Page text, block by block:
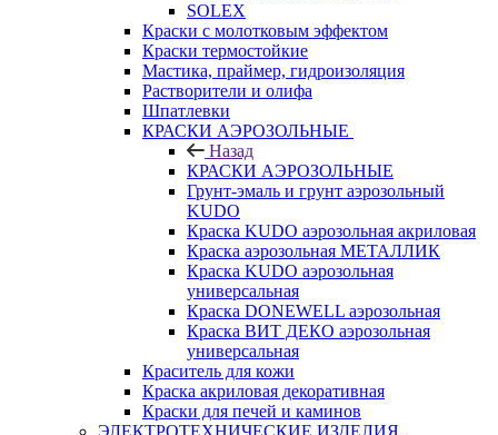
SOLEX
Краски с молотковым эффектом
Краски термостойкие
Мастика, праймер, гидроизоляция
Растворители и олифа
Шпатлевки
КРАСКИ АЭРОЗОЛЬНЫЕ
Назад
КРАСКИ АЭРОЗОЛЬНЫЕ
Грунт-эмаль и грунт аэрозольный
KUDO
Краска KUDO аэрозольная акриловая
Краска аэрозольная МЕТАЛЛИК
Краска KUDO аэрозольная
универсальная
Краска DONEWELL аэрозольная
Краска ВИТ ДЕКО аэрозольная
универсальная
Краситель для кожи
Краска акриловая декоративная
Краски для печей и каминов
ЭЛЕКТРОТЕХНИЧЕСКИЕ ИЗДЕЛИЯ